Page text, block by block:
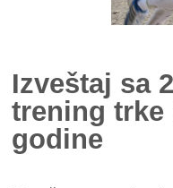
Izveštaj sa
trening trke
godine